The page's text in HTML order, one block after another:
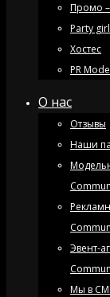
Промо
Party girl
Хостес
PR
О нас
Отзывы
Наши
Эвент-
Мы в